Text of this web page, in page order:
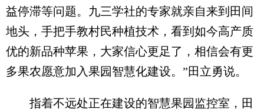
益停滞等问题。九三学社的专家就亲自来到田间
地头，手把手教村民种植技术，看到如今高产质
优的新品种苹果，大家信心更足了，相信会有更
多果农愿意加入果园智慧化建设。”田立勇说。
指着不远处正在建设的智慧果园监控室，田